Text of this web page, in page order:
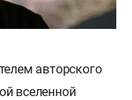
авторского
вселенной